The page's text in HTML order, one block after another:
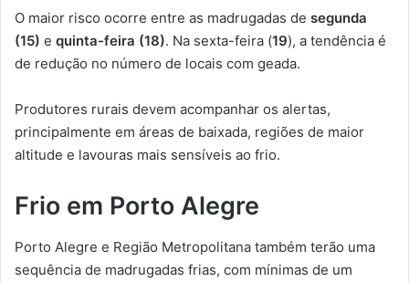
O maior risco ocorre entre as madrugadas de segunda
(15) e quinta-feira (18). Na sexta-feira (19), a tendência é
de redução no número de locais com geada.
Produtores rurais devem acompanhar os alertas,
principalmente em áreas de baixada, regiões de maior
altitude e lavouras mais sensíveis ao frio.
Frio em Porto Alegre
Porto Alegre e Região Metropolitana também terão uma
sequência de madrugadas frias, com mínimas de um